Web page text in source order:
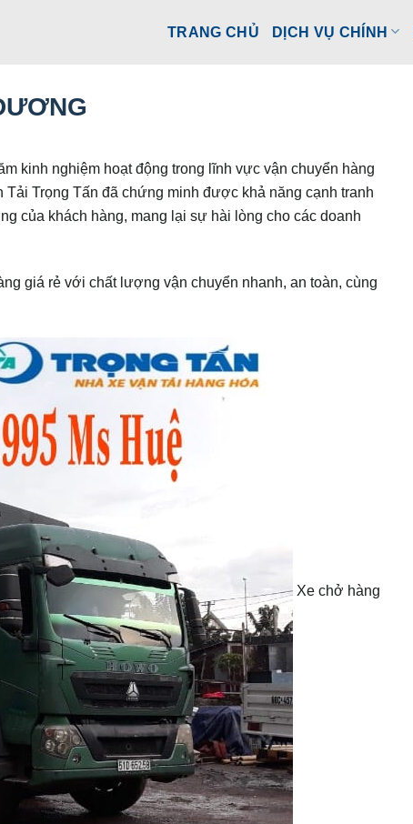
TRANG CHỦ DỊCH VỤ CHÍNH
kinh nghiệm hoạt động trong lĩnh vực vận chuyển hàng
Trọng Tấn đã chứng minh được khả năng cạnh tranh
của khách hàng, mang lại sự hài lòng cho các doanh
giá rẻ với chất lượng vận chuyển nhanh, an toàn, cùng
Xe chở hàng